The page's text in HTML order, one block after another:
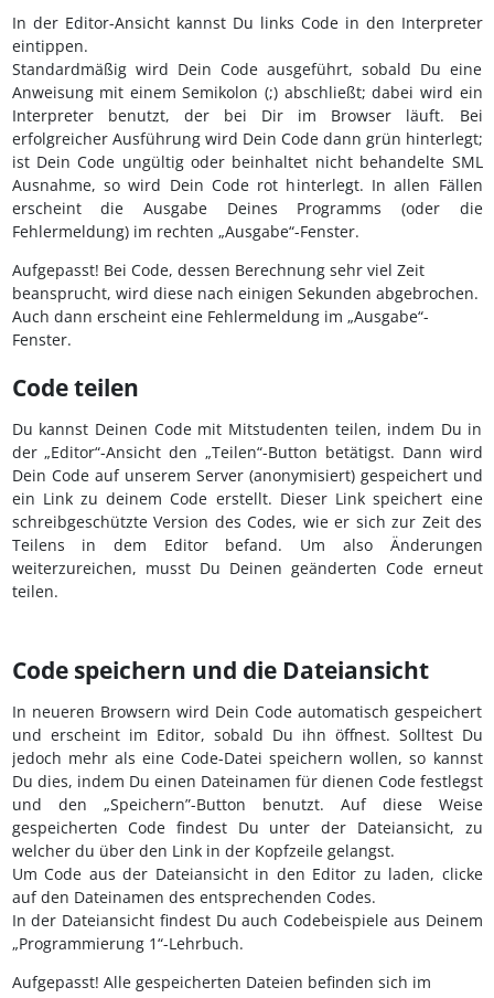
In der Editor-Ansicht kannst Du links Code in den Interpreter
eintippen.
Standardmäßig wird Dein Code ausgeführt, sobald Du eine
Anweisung mit einem Semikolon (;) abschließt; dabei wird ein
Interpreter benutzt, der bei Dir im Browser läuft. Bei
erfolgreicher Ausführung wird Dein Code dann grün hinterlegt;
ist Dein Code ungültig oder beinhaltet nicht behandelte SML
Ausnahme, so wird Dein Code rot hinterlegt. In allen Fällen
erscheint die Ausgabe Deines Programms (oder die
Fehlermeldung) im rechten „Ausgabe“-Fenster.
Aufgepasst! Bei Code, dessen Berechnung sehr viel Zeit
beansprucht, wird diese nach einigen Sekunden abgebrochen.
Auch dann erscheint eine Fehlermeldung im „Ausgabe“-
Fenster.
Code teilen
Du kannst Deinen Code mit Mitstudenten teilen, indem Du in
der „Editor“-Ansicht den „Teilen“-Button betätigst. Dann wird
Dein Code auf unserem Server (anonymisiert) gespeichert und
ein Link zu deinem Code erstellt. Dieser Link speichert eine
schreibgeschützte Version des Codes, wie er sich zur Zeit des
Teilens in dem Editor befand. Um also Änderungen
weiterzureichen, musst Du Deinen geänderten Code erneut
teilen.
Code speichern und die Dateiansicht
In neueren Browsern wird Dein Code automatisch gespeichert
und erscheint im Editor, sobald Du ihn öffnest. Solltest Du
jedoch mehr als eine Code-Datei speichern wollen, so kannst
Du dies, indem Du einen Dateinamen für dienen Code festlegst
und den „Speichern”-Button benutzt. Auf diese Weise
gespeicherten Code findest Du unter der Dateiansicht, zu
welcher du über den Link in der Kopfzeile gelangst.
Um Code aus der Dateiansicht in den Editor zu laden, clicke
auf den Dateinamen des entsprechenden Codes.
In der Dateiansicht findest Du auch Codebeispiele aus Deinem
„Programmierung 1“-Lehrbuch.
Aufgepasst! Alle gespeicherten Dateien befinden sich im